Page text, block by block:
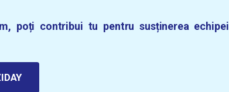
poți contribui tu pentru susținerea echipei